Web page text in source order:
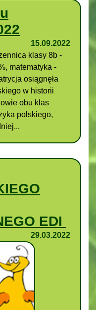
15.09.2022
klasy 8b -
matematyka -
osiągnęła
w historii
obu klas
polskiego,
EDI
29.03.2022